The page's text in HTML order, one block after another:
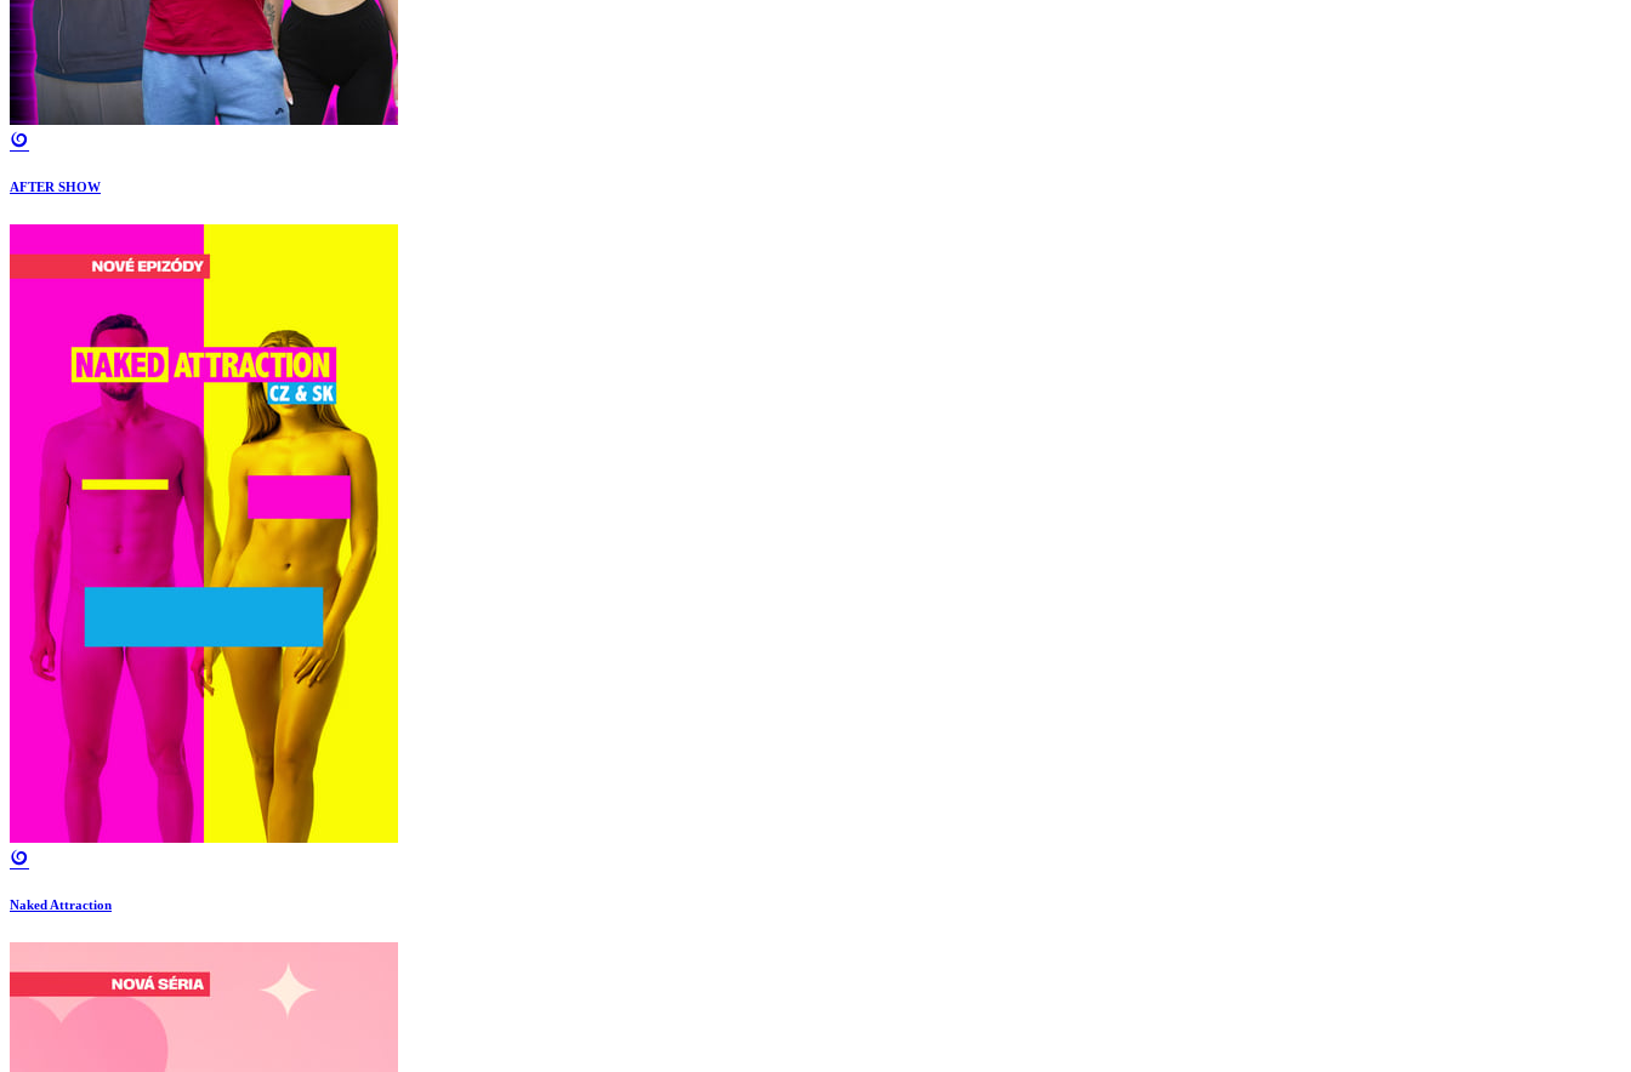
AFTER SHOW
Naked Attraction